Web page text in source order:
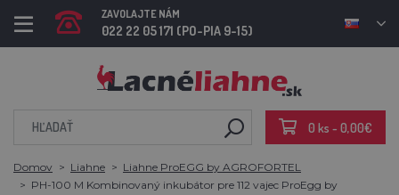
ZAVOLAJTE NÁM
022 22 05 171 (PO-PIA 9-15)
0 ks - 0,00€
Domov Liahne
Liahne ProEGG by AGROFORTEL
PH-100 M Kombinovaný inkubátor pre 112 vajec ProEgg by